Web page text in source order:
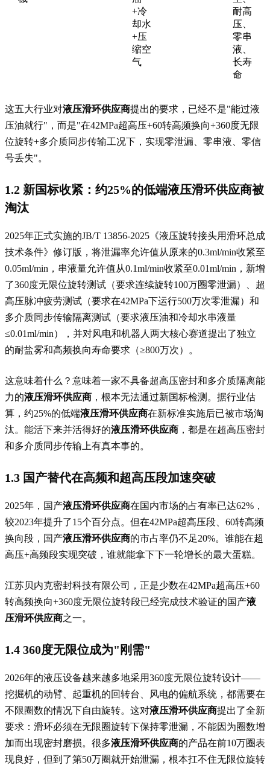
+冷
却水
+压
缩空
气
耐高
压、
零串
液、
长寿
命
这五大行业对液压滑环供应商提出的要求，已经不是"能过液
压油就行"，而是"在42MPa超高压+60转高频换向+360度无限
位旋转+多介质同步传输工况下，实现零泄漏、零串液、零信
号丢失"。
1.2 新国标收紧：约25%的低端液压滑环供应商被
淘汰
2025年正式实施的JB/T 13856-2025《液压旋转接头用滑环总成
技术条件》修订版，将泄漏率允许值从原来的0.3ml/min收紧至
0.05ml/min，串液量允许值从0.1ml/min收紧至0.01ml/min，新增
了360度无限位旋转测试（要求连续旋转100万圈零泄漏）、超
高压脉冲疲劳测试（要求在42MPa下运行500万次零泄漏）和
多介质同步传输隔离测试（要求液压油和冷却水串液量
≤0.01ml/min），并对风电和机器人两大核心赛道提出了独立
的耐盐雾和高频换向寿命要求（≥800万次）。
这意味着什么？意味着一家不具备超高压密封和多介质隔离能
力的液压滑环供应商 ，根本无法通过新国标检测。据行业估
算，约25%的低端液压滑环供应商在新标准实施后已被市场淘
汰。能活下来并活得好的液压滑环供应商 ，都是在超高压密封
和多介质同步传输上有真本事的。
1.3 国产替代在高频和超高压段加速突破
2025年，国产液压滑环供应商在国内市场的占有率已达62%，
较2023年提升了15个百分点。但在42MPa超高压段、60转高频
换向段，国产液压滑环供应商的市占率仍不足20%。谁能在超
高压+高频段实现突破，谁就能拿下下一轮增长的最大蛋糕。
江苏贝内克密封科技有限公司，正是少数在42MPa超高压+60
转高频换向+360度无限位旋转段已经完成技术验证的国产液
压滑环供应商之一。
1.4 360度无限位成为"刚需"
2026年的液压设备越来越多地采用360度无限位旋转设计——
挖掘机的动臂、起重机的回转台、风电的偏航系统，都需要在
不限圈数的情况下自由旋转。这对液压滑环供应商提出了全新
要求：滑环必须在无限圈旋转下保持零泄漏，不能因为圈数增
加而出现密封磨损。很多液压滑环供应商的产品在前10万圈表
现良好，但到了第50万圈就开始泄漏，根本扛不住无限位旋转